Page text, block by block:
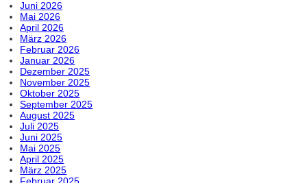
Juni 2026
Mai 2026
April 2026
März 2026
Februar 2026
Januar 2026
Dezember 2025
November 2025
Oktober 2025
September 2025
August 2025
Juli 2025
Juni 2025
Mai 2025
April 2025
März 2025
Februar 2025